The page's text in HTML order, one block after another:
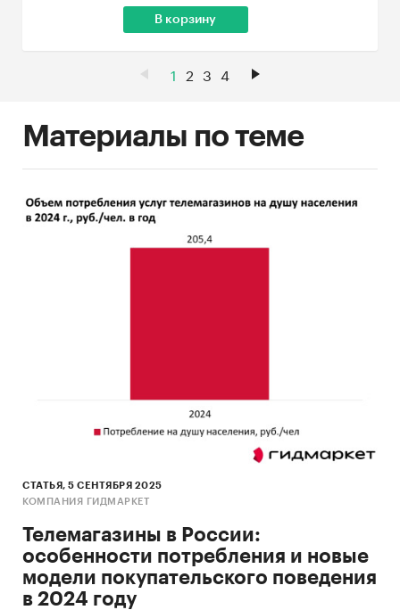
В корзину
1 2 3 4
Материалы по теме
СТАТЬЯ, 5 СЕНТЯБРЯ 2025
КОМПАНИЯ ГИДМАРКЕТ
Телемагазины в России:
особенности потребления и новые
модели покупательского поведения
в 2024 году